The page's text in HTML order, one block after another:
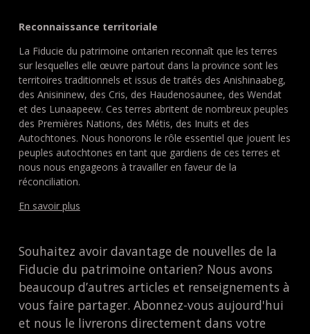
Reconnaissance territoriale
La Fiducie du patrimoine ontarien reconnaît que les terres
sur lesquelles elle œuvre partout dans la province sont les
territoires traditionnels et issus de traités des Anishinaabeg,
des Anisininew, des Cris, des Haudenosaunee, des Wendat
et des Lunaapeew. Ces terres abritent de nombreux peuples
des Premières Nations, des Métis, des Inuits et des
Autochtones. Nous honorons le rôle essentiel que jouent les
peuples autochtones en tant que gardiens de ces terres et
nous nous engageons à travailler en faveur de la
réconciliation.
En savoir plus
Souhaitez avoir davantage de nouvelles de la
Fiducie du patrimoine ontarien? Nous avons
beaucoup d’autres articles et renseignements à
vous faire partager. Abonnez-vous aujourd'hui
et nous le livrerons directement dans votre